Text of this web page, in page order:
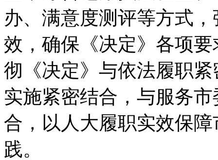
办、满意度测评等方式 ，
效 ， 确保《决定》各项
彻《决定》与依法履职紧
实施紧密结合 ， 与服务市
合 ， 以人大履职实效保
践。